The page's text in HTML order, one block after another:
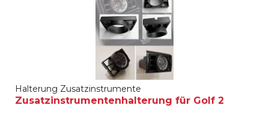
Halterung Zusatzinstrumente
Zusatzinstrumentenhalterung für Golf 2